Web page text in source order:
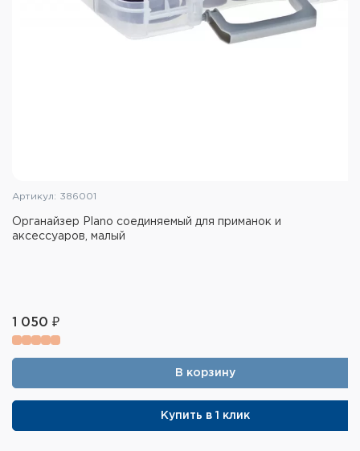
Артикул: 386001
Органайзер Plano соединяемый для приманок и
аксессуаров, малый
1 050 ₽
В корзину
Купить в 1 клик